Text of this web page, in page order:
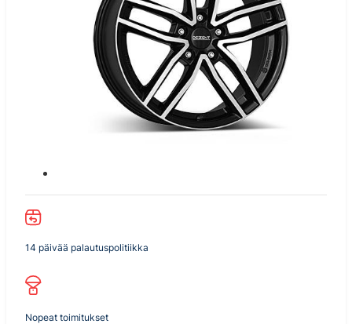
14 päivää palautuspolitiikka
Nopeat toimitukset